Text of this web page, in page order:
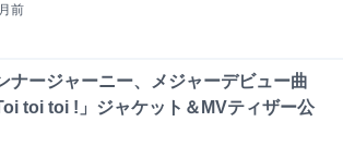
前
ナージャーニー、メジャーデビュー曲
toi toi !」ジャケット＆MVティザー公